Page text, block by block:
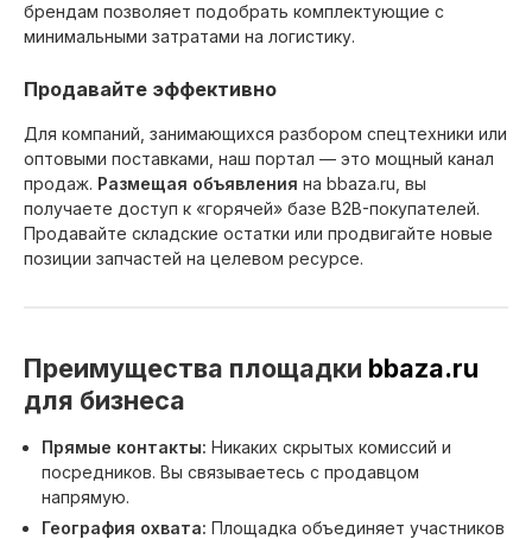
брендам позволяет подобрать комплектующие с
минимальными затратами на логистику.
Продавайте эффективно
Для компаний, занимающихся разбором спецтехники или
оптовыми поставками, наш портал — это мощный канал
продаж. Размещая объявления на bbaza.ru, вы
получаете доступ к «горячей» базе B2B-покупателей.
Продавайте складские остатки или продвигайте новые
позиции запчастей на целевом ресурсе.
Преимущества площадки bbaza.ru
для бизнеса
Прямые контакты: Никаких скрытых комиссий и
посредников. Вы связываетесь с продавцом
напрямую.
География охвата: Площадка объединяет участников